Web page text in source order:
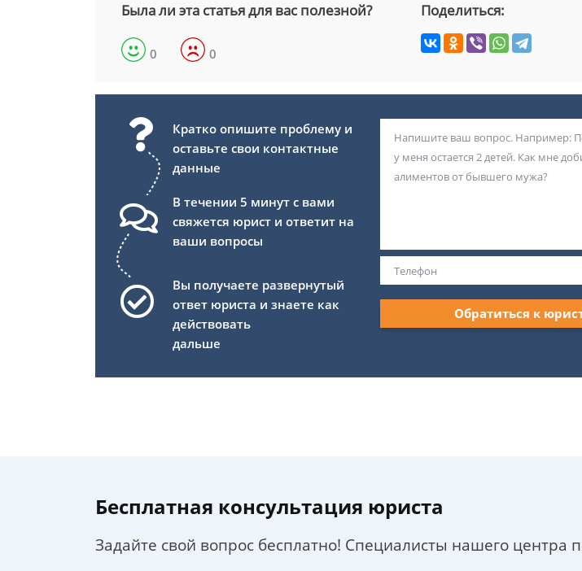
Была ли эта статья для вас полезной?
0 0
Поделиться:
Кратко опишите проблему и
оставьте свои контактные
данные
В течении 5 минут с вами
свяжется юрист и ответит на
ваши вопросы
Вы получаете развернутый
ответ юриста и знаете как
действовать
дальше
Обратиться к
Бесплатная консультация юриста
Задайте свой вопрос бесплатно! Специалисты нашего центра